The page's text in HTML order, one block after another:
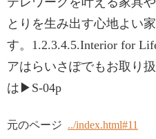
とりを生み出す心地よい
す。1.2.3.4.5.Interior for
アはらいさぽでもお取り
は▶S-04p
元のページ ../index.html#11